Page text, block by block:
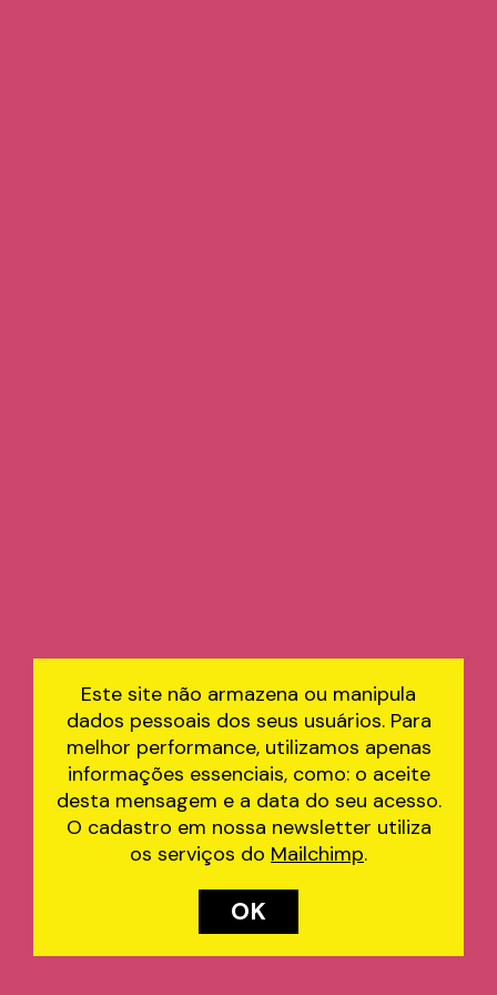
Este site não armazena ou manipula
dados pessoais dos seus usuários. Para
melhor performance, utilizamos apenas
informações essenciais, como: o aceite
desta mensagem e a data do seu acesso.
O cadastro em nossa newsletter utiliza
os serviços do Mailchimp.
OK